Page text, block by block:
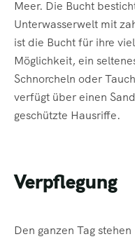
Meer. Die Bucht
Unterwasserwelt mit
ist die Bucht für ihre
Möglichkeit, ein
Schnorcheln oder
verfügt über einen
geschützte Hausriffe.
Verpflegung
Den ganzen Tag